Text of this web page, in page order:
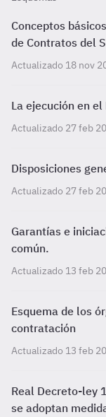
Conceptos
de Contratos del
Actualizado 18 nov
La ejecución en
Actualizado 27 feb
Disposiciones
Actualizado 27 feb
Garantías e
común.
Actualizado 13 feb
Esquema de los
contratación
Actualizado 13 feb
Real Decreto-ley
se adoptan